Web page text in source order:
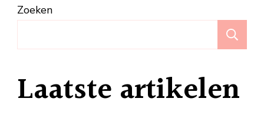
Zoeken
Laatste artikelen